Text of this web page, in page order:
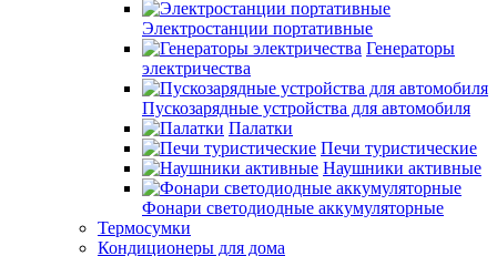
Электростанции портативные
Генераторы
электричества
Пускозарядные устройства для автомобиля
Палатки
Печи туристические
Наушники активные
Фонари светодиодные аккумуляторные
Термосумки
Кондиционеры для дома